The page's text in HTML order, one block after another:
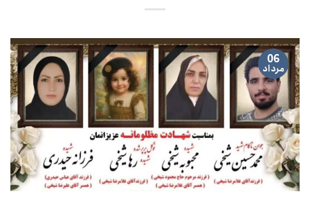
06
مرداد